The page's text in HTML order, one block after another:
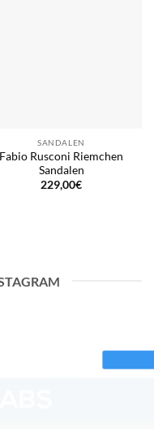
SANDALEN
Fabio Rusconi Riemchen
Sandalen
229,00€